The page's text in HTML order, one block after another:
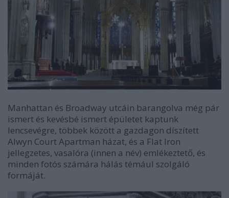
Manhattan és Broadway utcáin barangolva még pár
ismert és kevésbé ismert épületet kaptunk
lencsevégre, többek között a gazdagon díszített
Alwyn Court Apartman házat, és a Flat Iron
jellegzetes, vasalóra (innen a név) emlékeztető, és
minden fotós számára hálás témául szolgáló
formáját.